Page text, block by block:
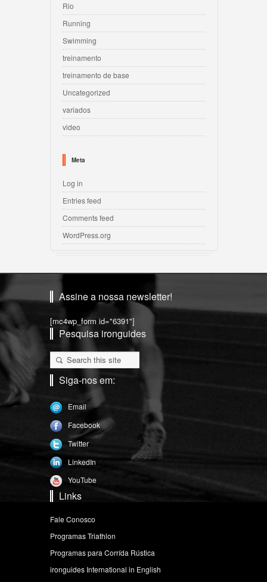
Rio
Running
Swimming
treinamento
treinamento de base
Uncategorized
variados
video
Meta
Log in
Entries feed
Comments feed
WordPress.org
Assine a nossa newsletter!
[mc4wp_form id="6391"]
Pesquisa ironguides
Siga-nos em:
Email
Facebook
Twitter
LinkedIn
YouTube
Links
Fale Conosco
Programas Triathlon
Programas para Corrída Rústica
ironguides International in English